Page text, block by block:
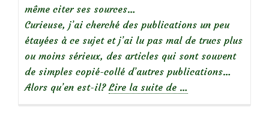
même citer ses sources…
Curieuse, j’ai cherché des publications un peu
étayées à ce sujet et j’ai lu pas mal de trucs plus
ou moins sérieux, des articles qui sont souvent
de simples copié-collé d’autres publications…
Alors qu’en est-il? Lire la suite de …